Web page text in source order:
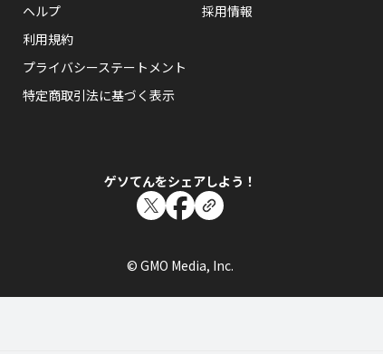
ヘルプ
利用規約
プライバシーステートメント
特定商取引法に基づく表示
採用情報
ゲソてんをシェアしよう！
© GMO Media, Inc.